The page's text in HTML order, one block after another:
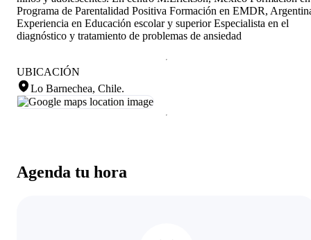
Agenda tu hora
Programa de Parentalidad Positiva Formación en EMDR,
Experiencia en Educación escolar y superior Especialista en el
diagnóstico y tratamiento de problemas de ansiedad
UBICACIÓN
Lo Barnechea, Chile.